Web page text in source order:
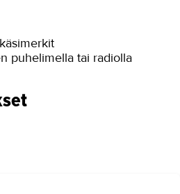
puhelimella tai radiolla